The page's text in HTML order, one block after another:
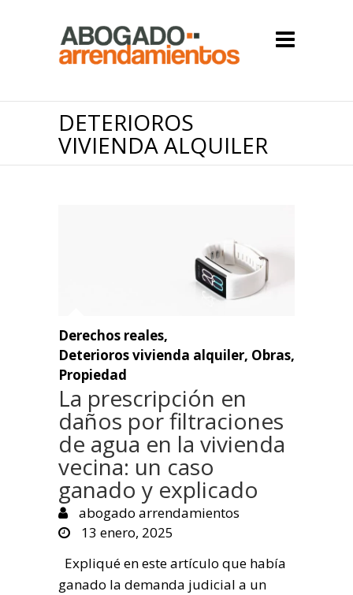
DETERIOROS
VIVIENDA ALQUILER
Derechos reales,
Deterioros vivienda alquiler, Obras,
Propiedad
La prescripción en
daños por filtraciones
de agua en la vivienda
vecina: un caso
ganado y explicado
abogado arrendamientos
13 enero, 2025
Expliqué en este artículo que había
ganado la demanda judicial a un